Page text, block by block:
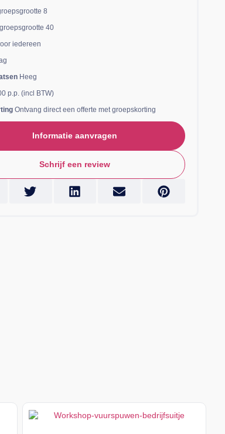
8
groepsgrootte 40
iedereen
Heeg
p.p. (incl BTW)
Ontvang direct een offerte met groepskorting
Informatie aanvragen
Schrijf een review